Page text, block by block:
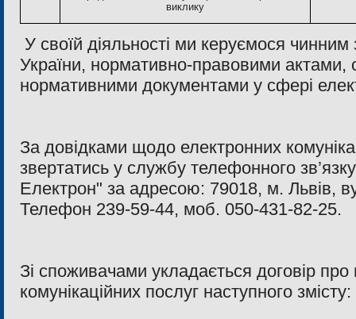
виклику
У своїй діяльності ми керуємося
України, нормативно-правовими актами,
нормативними документами у сфері
За довідками щодо електронних
звертатись у службу телефонного
Електрон" за адресою: 79018, м. Львів,
Телефон 239-59-44, моб. 050-431-82-25.
Зі споживачами укладається договір
комунікаційних послуг наступного змісту: